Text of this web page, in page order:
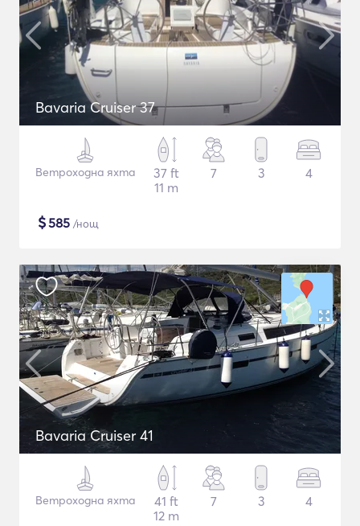
Bavaria Cruiser 37
Ветроходна яхта
37 ft
11 m
7 3 4
$585 /нощ
Bavaria Cruiser 41
Ветроходна яхта
41 ft
12 m
7 3 4